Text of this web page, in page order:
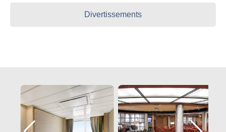
Divertissements